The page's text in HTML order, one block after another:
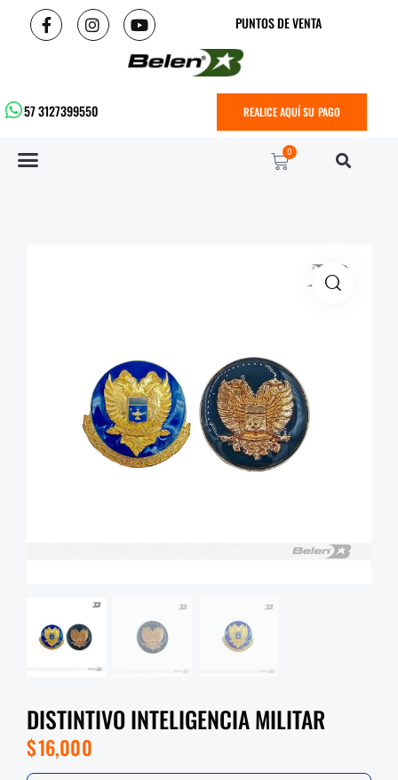
PUNTOS DE VENTA
57 3127399550 REALICE AQUÍ SU PAGO
0
DISTINTIVO INTELIGENCIA MILITAR
$16,000